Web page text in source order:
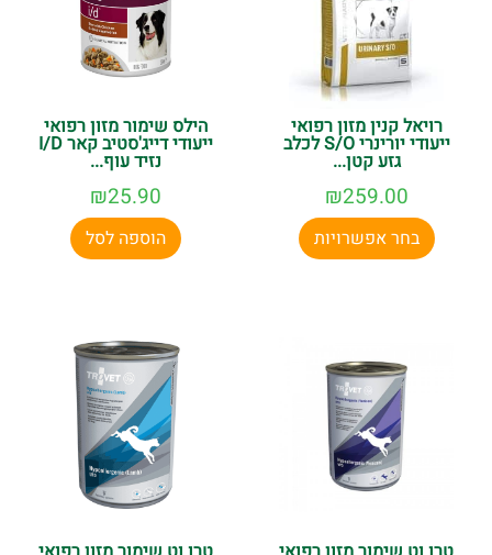
רויאל קנין מזון רפואי
ייעודי יורינרי S/O לכלב
גזע קטן...
₪259.00
בחר אפשרויות
הילס שימור מזון רפואי
ייעודי דייג'סטיב קאר I/D
נזיד עוף...
₪25.90
הוספה לסל